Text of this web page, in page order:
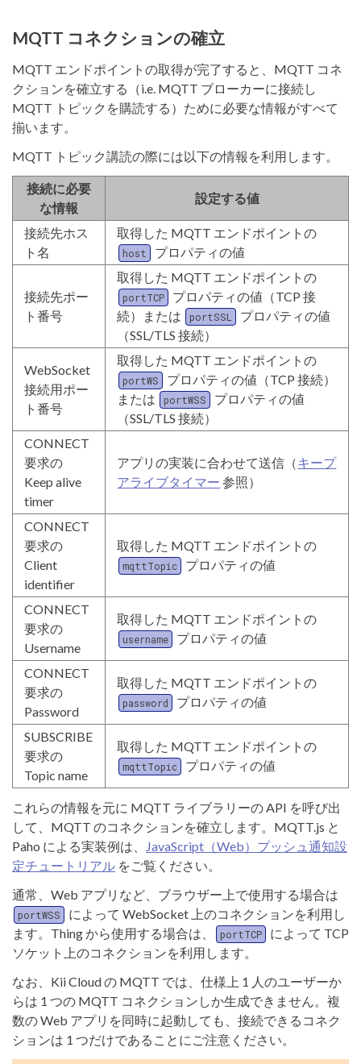
MQTT コネクションの確立
MQTT エンドポイントの取得が完了すると、MQTT コネ
クションを確立する（i.e. MQTT ブローカーに接続し
MQTT トピックを購読する）ために必要な情報がすべて
揃います。
MQTT トピック講読の際には以下の情報を利用します。
接続に必要
な情報
設定する値
接続先ホス
ト名
取得した MQTT エンドポイントの
host プロパティの値
接続先ポー
ト番号
取得した MQTT エンドポイントの
portTCP
プロパティの値（TCP 接
続）または
portSSL
プロパティの値
（SSL/TLS 接続）
WebSocket
接続用ポー
ト番号
取得した MQTT エンドポイントの
portWS
プロパティの値（TCP 接続）
または
portWSS
プロパティの値
（SSL/TLS 接続）
CONNECT
要求の
Keep alive
timer
アプリの実装に合わせて送信（キープ
アライブタイマー 参照）
CONNECT
要求の
Client
identifier
取得した MQTT エンドポイントの
mqttTopic プロパティの値
CONNECT
要求の
Username
取得した MQTT エンドポイントの
username プロパティの値
CONNECT
要求の
Password
取得した MQTT エンドポイントの
password プロパティの値
SUBSCRIBE
要求の
Topic name
取得した MQTT エンドポイントの
mqttTopic プロパティの値
これらの情報を元に MQTT ライブラリーの API を呼び出
して、MQTT のコネクションを確立します。MQTT.js と
Paho による実装例は、
JavaScript（Web）プッシュ通知設
定チュートリアル をご覧ください。
通常、Web アプリなど、ブラウザー上で使用する場合は
portWSS
によって WebSocket 上のコネクションを利用し
ます。Thing から使用する場合は、
portTCP
によって TCP
ソケット上のコネクションを利用します。
なお、Kii Cloud の MQTT では、仕様上 1 人のユーザーか
らは 1 つの MQTT コネクションしか生成できません。複
数の Web アプリを同時に起動しても、接続できるコネク
ションは 1 つだけであることにご注意ください。